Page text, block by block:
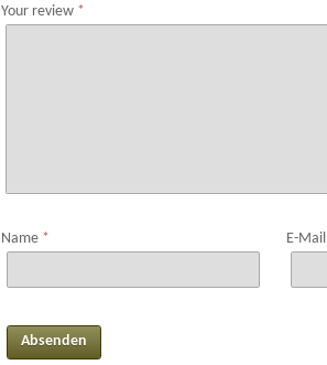
Your review *
Name * E-Mail